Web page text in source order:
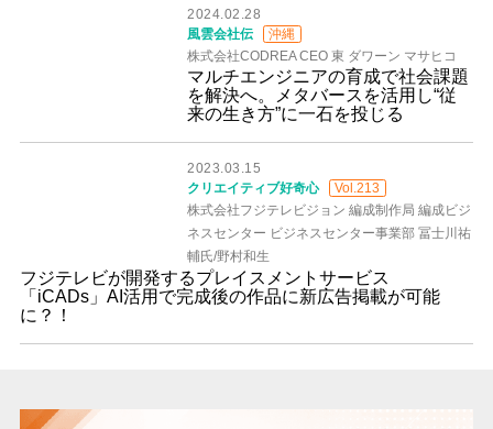
2024.02.28
風雲会社伝
沖縄
株式会社CODREA CEO 東 ダワーン マサヒコ
マルチエンジニアの育成で社会課題
を解決へ。メタバースを活用し“従
来の生き方”に一石を投じる
2023.03.15
クリエイティブ好奇心
Vol.213
株式会社フジテレビジョン 編成制作局 編成ビジ
ネスセンター ビジネスセンター事業部 冨士川祐
輔氏/野村和生
フジテレビが開発するプレイスメントサービス
「iCADs」AI活用で完成後の作品に新広告掲載が可能
に？！